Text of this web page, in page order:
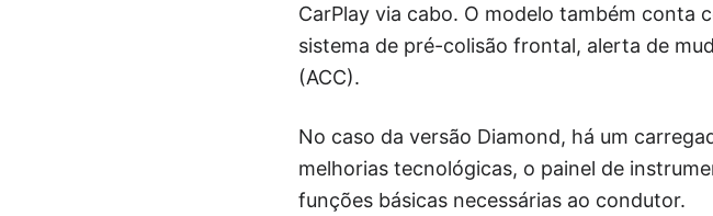
CarPlay via cabo. O modelo também conta
sistema de pré-colisão frontal, alerta de
(ACC).
No caso da versão Diamond, há um
melhorias tecnológicas, o painel de
funções básicas necessárias ao condutor.